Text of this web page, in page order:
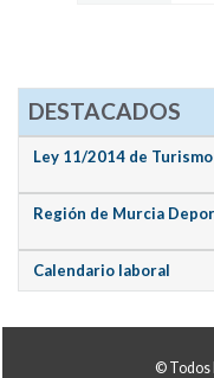
DESTACADOS
Ley 11/2014 de
Región de Murcia
Calendario laboral
© Todos